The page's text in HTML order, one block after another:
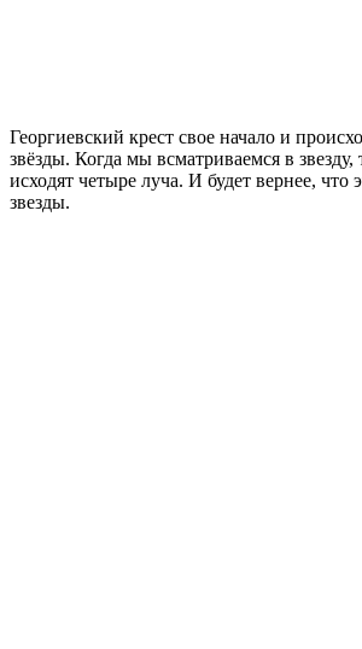
Георгиевский крест свое начало и
звёзды. Когда мы всматриваемся в
исходят четыре луча. И будет вернее, что
звезды.